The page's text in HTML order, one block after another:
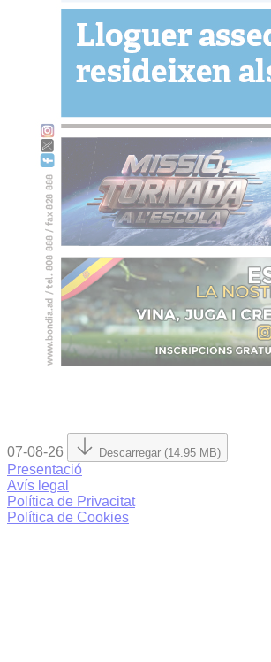
07-08-26 Descarregar (14.95 MB)
Presentació
Avís legal
Política de Privacitat
Política de Cookies